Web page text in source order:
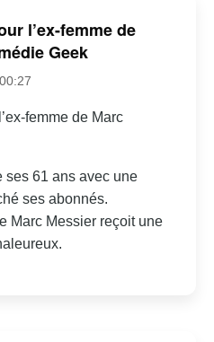
l’ex-femme de
Geek
femme de Marc
ses 61 ans avec une
ses abonnés.
Marc Messier reçoit une